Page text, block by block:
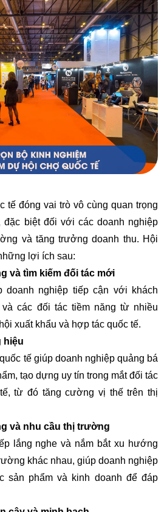
tế đóng vai trò vô cùng quan trọng
đặc biệt đối với các doanh nghiệp
và tăng trưởng doanh thu. Hội
lợi ích sau:
và tìm kiếm đối tác mới
doanh nghiệp tiếp cận với khách
các đối tác tiềm năng từ nhiều
xuất khẩu và hợp tác quốc tế.
hiệu
tế giúp doanh nghiệp quảng bá
tạo dựng uy tín trong mắt đối tác
từ đó tăng cường vị thế trên thị
và nhu cầu thị trường
lắng nghe và nắm bắt xu hướng
khác nhau, giúp doanh nghiệp
sản phẩm và kinh doanh để đáp